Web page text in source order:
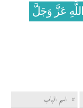
عَزَّ وَجَلَّ
# اسم الباب